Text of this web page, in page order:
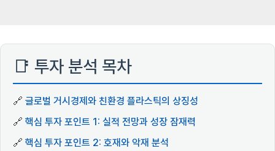
📑 투자 분석 목차
🔗 글로벌 거시경제와 친환경 플라스틱의 상징성
🔗 핵심 투자 포인트 1: 실적 전망과 성장 잠재력
🔗 핵심 투자 포인트 2: 호재와 악재 분석